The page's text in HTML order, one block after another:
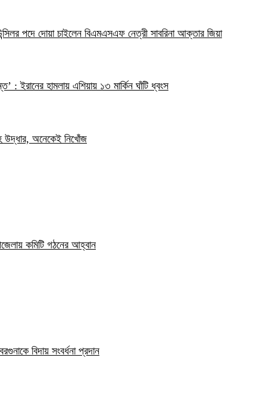
পদে দোয়া চাইলেন বিএমএসএফ নেত্রী সাবরিনা আক্তার জিয়া
: ইরানের হামলায় এশিয়ায় ১৩ মার্কিন ঘাঁটি ধ্বংস
উদ্ধার, অনেকেই নিখোঁজ
কমিটি গঠনের আহ্বান
বিদায় সংবর্ধনা প্রদান